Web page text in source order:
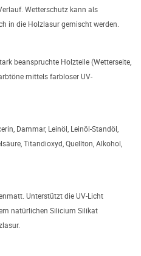
Wetterschutz kann als
in die Holzlasur gemischt werden.
beanspruchte Holzteile (Wetterseite,
mittels farbloser UV-
Dammar, Leinöl, Leinöl-Standöl,
Titandioxyd, Quellton, Alkohol,
Unterstützt die UV-Licht
natürlichen Silicium Silikat